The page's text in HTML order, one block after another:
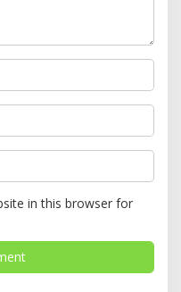
in this browser for